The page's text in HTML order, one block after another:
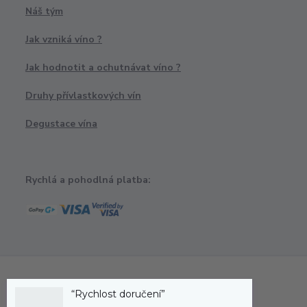
Náš tým
Jak vzniká víno ?
Jak hodnotit a ochutnávat víno ?
Druhy přívlastkových vín
Degustace vína
Rychlá a pohodlná platba:
“Rychlost doručení”